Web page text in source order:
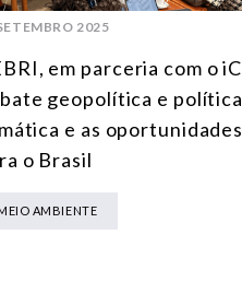
2025
em parceria com o
geopolítica e política
e as oportunidades
o Brasil
AMBIENTE